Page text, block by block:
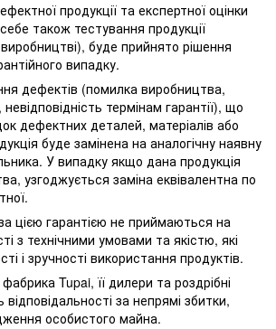
продукції та експертної оцінки
також тестування продукції
буде прийнято рішення
випадку.
дефектів (помилка виробництва,
невідповідність термінам гарантії), що
дефектних деталей, матеріалів або
буде замінена на аналогічну наявну
У випадку якщо дана продукція
узгоджується заміна еквівалентна по
за цією гарантією не приймаються на
з технічними умовами та якістю, які
і зручності використання продуктів.
Tupai, її дилери та роздрібні
за непрямі збитки,
особистого майна.